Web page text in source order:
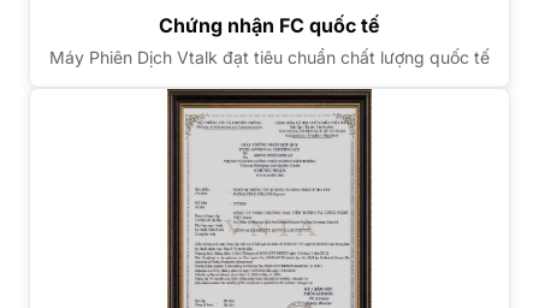
Chứng nhận FC quốc tế
Máy Phiên Dịch Vtalk đạt tiêu chuẩn chất lượng quốc tế